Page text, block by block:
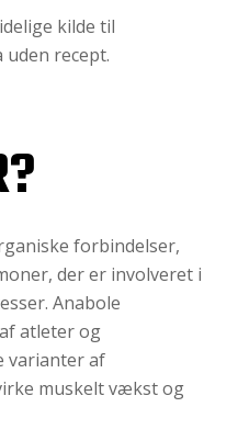
kilde til
recept.
forbindelser,
der er involveret i
Anabole
atleter og
varianter af
muskelt vækst og